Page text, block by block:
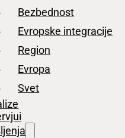
Bezbednost
Evropske integracije
Region
Evropa
Svet